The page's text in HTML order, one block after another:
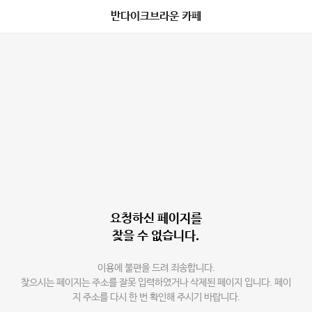
반다이크브라운 카페
요청하신 페이지를
찾을 수 없습니다.
이용에 불편을 드려 죄송합니다.
찾으시는 페이지는 주소를 잘못 입력하였거나 삭제된 페이지 입니다. 페이
지 주소를 다시 한 번 확인해 주시기 바랍니다.